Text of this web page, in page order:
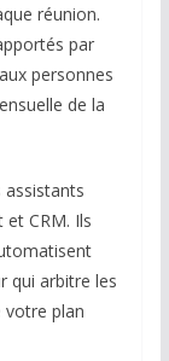
réunion.
par
personnes
de la
assistants
CRM. Ils
qui arbitre les
votre plan